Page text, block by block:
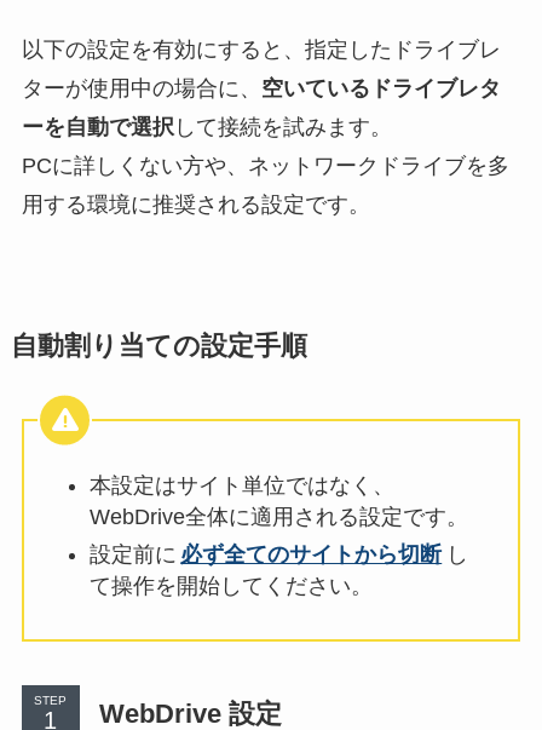
以下の設定を有効にすると、指定したドライブレ
ターが使用中の場合に、 空いているドライブレタ
ーを自動で選択して接続を試みます。
PCに詳しくない方や、ネットワークドライブを多
用する環境に推奨される設定です。
自動割り当ての設定手順
本設定はサイト単位ではなく、
WebDrive全体に適用される設定です。
設定前に 必ず全てのサイトから切断 し
て操作を開始してください。
STEP WebDrive 設定